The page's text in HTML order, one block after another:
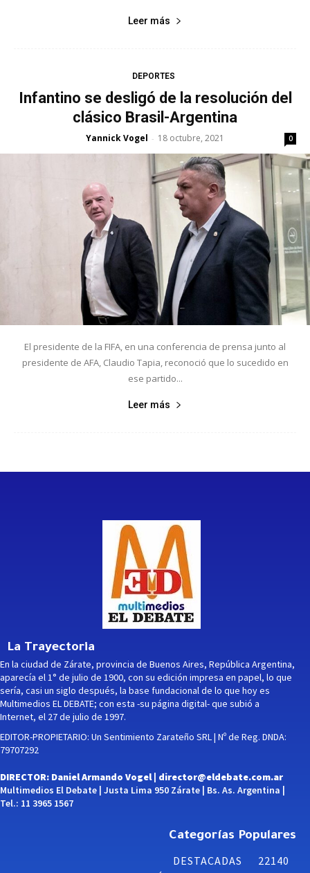
Leer más
DEPORTES
Infantino se desligó de la resolución del
clásico Brasil-Argentina
Yannick Vogel - 18 octubre, 2021 0
El presidente de la FIFA, en una conferencia de prensa junto al
presidente de AFA, Claudio Tapia, reconoció que lo sucedido en
ese partido...
Leer más
La Trayectoria
En la ciudad de Zárate, provincia de Buenos Aires, República Argentina,
aparecía el 1° de julio de 1900, con su edición impresa en papel, lo que
sería, casi un siglo después, la base fundacional de lo que hoy es
Multimedios EL DEBATE; con esta -su página digital- que subió a
Internet, el 27 de julio de 1997.
EDITOR-PROPIETARIO: Un Sentimiento Zarateño SRL | Nº de Reg. DNDA:
79707292
DIRECTOR: Daniel Armando Vogel | director@eldebate.com.ar
Multimedios El Debate | Justa Lima 950 Zárate | Bs. As. Argentina |
Tel.: 11 3965 1567
Categorías Populares
DESTACADAS
22140